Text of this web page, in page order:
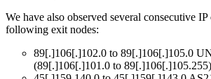
We have also observed several consecutive
following exit nodes:
89[.]106[.]102.0 to 89[.]106[.]105.0
(89[.]106[.]101.0 to 89[.]106[.]105.255)